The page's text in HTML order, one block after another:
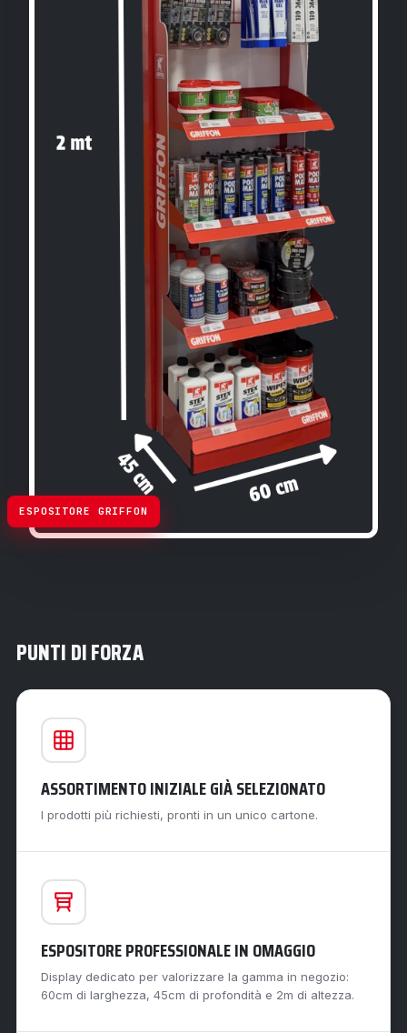
ESPOSITORE GRIFFON
PUNTI DI FORZA
ASSORTIMENTO INIZIALE GIÀ SELEZIONATO
I prodotti più richiesti, pronti in un unico cartone.
ESPOSITORE PROFESSIONALE IN OMAGGIO
Display dedicato per valorizzare la gamma in negozio:
60cm di larghezza, 45cm di profondità e 2m di altezza.